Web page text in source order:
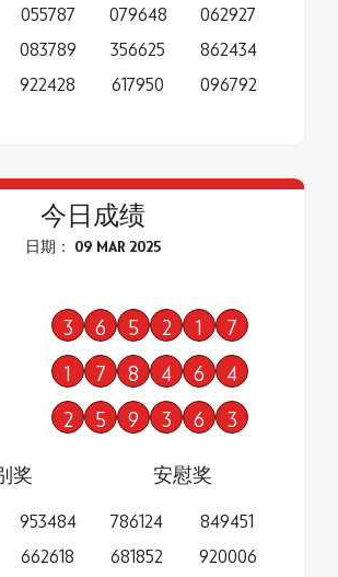
055787
083789
922428
079648
356625
617950
062927
862434
096792
今日成绩
日期： 09 MAR 2025
3 6 5 2 1 7
1 7 8 4 6 4
2 5 9 3 6 3
奖
953484
662618
安慰奖
786124
681852
849451
920006